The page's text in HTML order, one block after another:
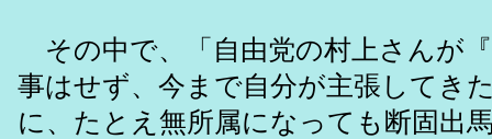
その中で、「自由党の村上さんが
事はせず、今まで自分が主張してき
に、たとえ無所属になっても断固出